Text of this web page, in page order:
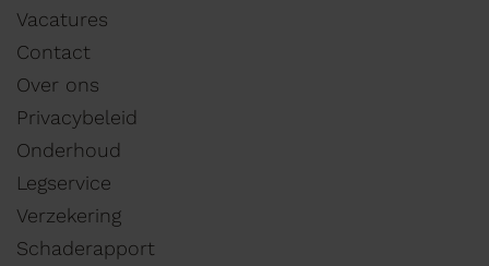
Vacatures
Contact
Over ons
Privacybeleid
Onderhoud
Legservice
Verzekering
Schaderapport